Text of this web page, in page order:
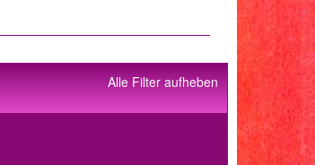
Alle Filter aufheben